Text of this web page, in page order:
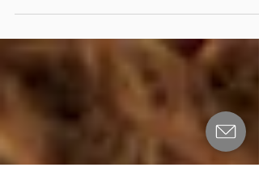
Exercise helps your ADHD symptom
the hard part. Learn how breathing
support regulation, energy, and consistent